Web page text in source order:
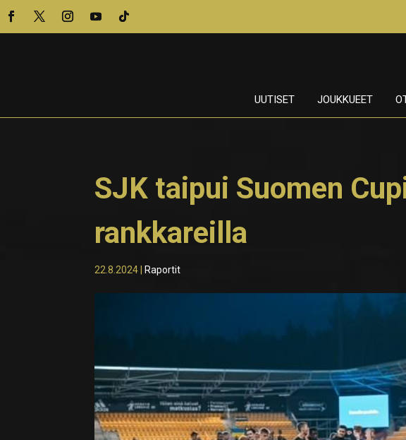
UUTISET JOUKKUEET
SJK taipui Suomen
rankkareilla
22.8.2024 Raportit